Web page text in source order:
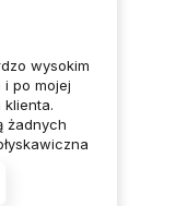
wysokim
i po mojej
klienta.
żadnych